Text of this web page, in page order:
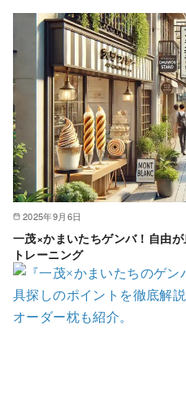
2025年9月6日
一茂×かまいたちゲンバ！自由
トレーニング